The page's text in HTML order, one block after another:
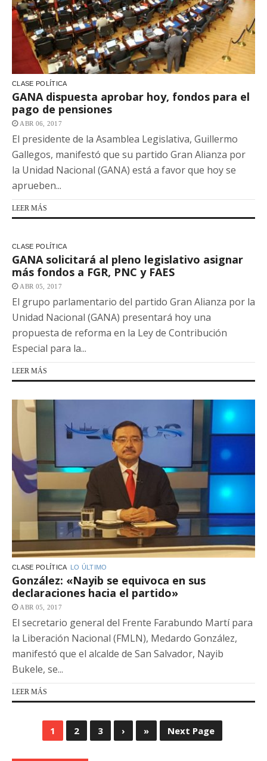
CLASE POLÍTICA
GANA dispuesta aprobar hoy, fondos para el
pago de pensiones
ABR 06, 2017
El presidente de la Asamblea Legislativa, Guillermo
Gallegos, manifestó que su partido Gran Alianza por
la Unidad Nacional (GANA) está a favor que hoy se
aprueben...
LEER MÁS
CLASE POLÍTICA
GANA solicitará al pleno legislativo asignar
más fondos a FGR, PNC y FAES
ABR 05, 2017
El grupo parlamentario del partido Gran Alianza por la
Unidad Nacional (GANA) presentará hoy una
propuesta de reforma en la Ley de Contribución
Especial para la...
LEER MÁS
CLASE POLÍTICA LO ÚLTIMO
González: «Nayib se equivoca en sus
declaraciones hacia el partido»
ABR 05, 2017
El secretario general del Frente Farabundo Martí para
la Liberación Nacional (FMLN), Medardo González,
manifestó que el alcalde de San Salvador, Nayib
Bukele, se...
LEER MÁS
1 2 3 › » Next Page